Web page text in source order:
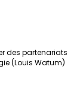
des partenariats
(Louis Watum)